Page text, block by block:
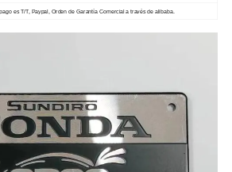
es T/T, Paypal, Orden de Garantía Comercial a través de alibaba.